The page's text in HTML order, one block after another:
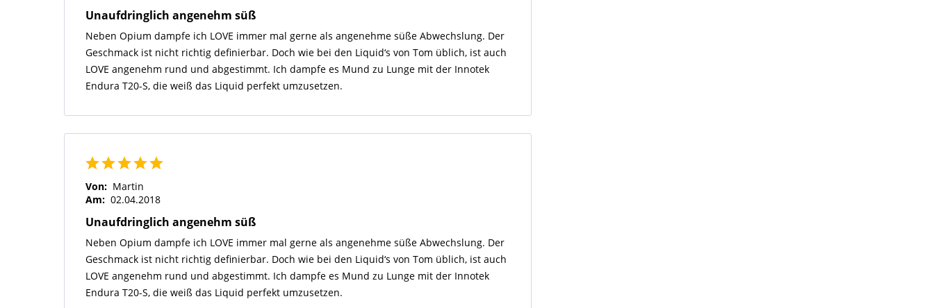
Unaufdringlich angenehm süß
Neben Opium dampfe ich LOVE immer mal gerne als angenehme süße Abwechslung. Der
Geschmack ist nicht richtig definierbar. Doch wie bei den Liquid‘s von Tom üblich, ist auch
LOVE angenehm rund und abgestimmt. Ich dampfe es Mund zu Lunge mit der Innotek
Endura T20-S, die weiß das Liquid perfekt umzusetzen.
Von: Martin
Am: 02.04.2018
Unaufdringlich angenehm süß
Neben Opium dampfe ich LOVE immer mal gerne als angenehme süße Abwechslung. Der
Geschmack ist nicht richtig definierbar. Doch wie bei den Liquid‘s von Tom üblich, ist auch
LOVE angenehm rund und abgestimmt. Ich dampfe es Mund zu Lunge mit der Innotek
Endura T20-S, die weiß das Liquid perfekt umzusetzen.